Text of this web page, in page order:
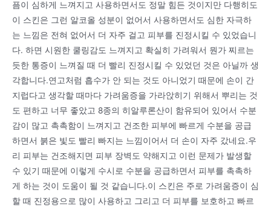
픔이 심하게 느껴지고 사용하면서도 정말 힘든 것이지만 다행히도
이 스킨은 그런 알코올 성분이 없어서 사용하면서도 심한 자극하
는 느낌은 전혀 없어서 더 자주 걸고 피부를 진정시킬 수 있었습니
다. 하면 시원한 쿨링감도 느껴지고 확실히 가려워서 뭔가 찌르는
듯한 통증이 느껴질 때 더 빨리 진정시킬 수 있었던 것은 아닐까 생
각합니다.연고처럼 흡수가 안 되는 것도 아니었기 때문에 손이 간
지럽다고 생각할 때마다 가려움증을 가라앉히기 위해서 뿌리는 것
도 편하고 너무 좋았고 8종의 히알루론산이 함유되어 있어서 수분
감이 많고 촉촉함이 느껴지고 건조한 피부에 빠르게 수분을 공급
하면서 붉은 빛도 빨리 빠지는 느낌이어서 더 손이 자주 갔네요.우
리 피부는 건조해지면 피부 장벽도 약해지고 이런 문제가 발생할
수 있기 때문에 이렇게 수시로 수분을 공급하면서 피부를 촉촉하
게 하는 것이 도움이 될 것 같습니다.이 스킨은 주로 가려움증이 심
할 때 진정용으로 많이 사용하고 그리고 더 피부를 보호하고 빠르